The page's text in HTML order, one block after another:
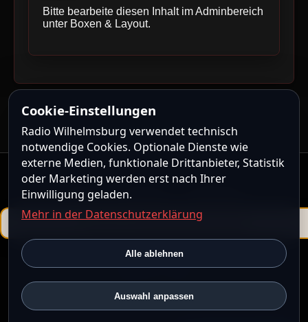
Bitte bearbeite diesen Inhalt im Adminbereich
unter Boxen & Layout.
Powered byShoutcastMedia CMS
ShoutcastMedia CMS steht unter der
Community License.
10:07 · UTC
Cookie-Einstellungen
Radio Wilhelmsburg verwendet technisch
notwendige Cookies. Optionale Dienste wie
externe Medien, funktionale Drittanbieter, Statistik
oder Marketing werden erst nach Ihrer
Einwilligung geladen.
Mehr in der Datenschutzerklärung
Alle ablehnen
Auswahl anpassen